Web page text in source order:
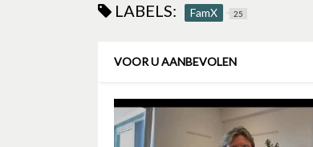
LABELS: FamX 25
VOOR U AANBEVOLEN